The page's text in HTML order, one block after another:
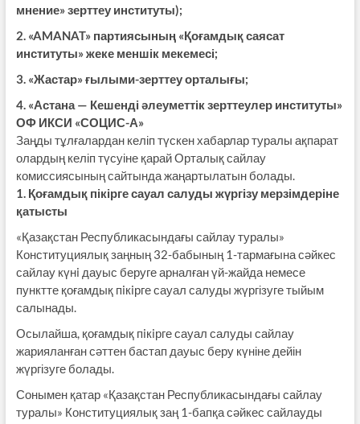
мнение» зерттеу институты);
2. «AMANAT» партиясының «Қоғамдық саясат
институты» жеке меншік мекемесі;
3. «Жастар» ғылыми-зерттеу орталығы;
4. «Астана — Кешенді әлеуметтік зерттеулер институты»
ОФ ИКСИ «СОЦИС-А»
Заңды тұлғалардан келіп түскен хабарлар туралы ақпарат
олардың келіп түсуіне қарай Орталық сайлау
комиссиясының сайтында жаңартылатын болады.
1. Қоғамдық пікірге сауал салуды жүргізу мерзімдеріне
қатысты
«Қазақстан Республикасындағы сайлау туралы»
Конституциялық заңның 32-бабының 1-тармағына сәйкес
сайлау күнi дауыс беруге арналған үй-жайда немесе
пунктте қоғамдық пiкiрге сауал салуды жүргізуге тыйым
салынады.
Осылайша, қоғамдық пiкiрге сауал салуды сайлау
жарияланған сәттен бастап дауыс беру күніне дейін
жүргізуге болады.
Сонымен қатар «Қазақстан Республикасындағы сайлау
туралы» Конституциялық заң 1-бапқа сәйкес сайлауды